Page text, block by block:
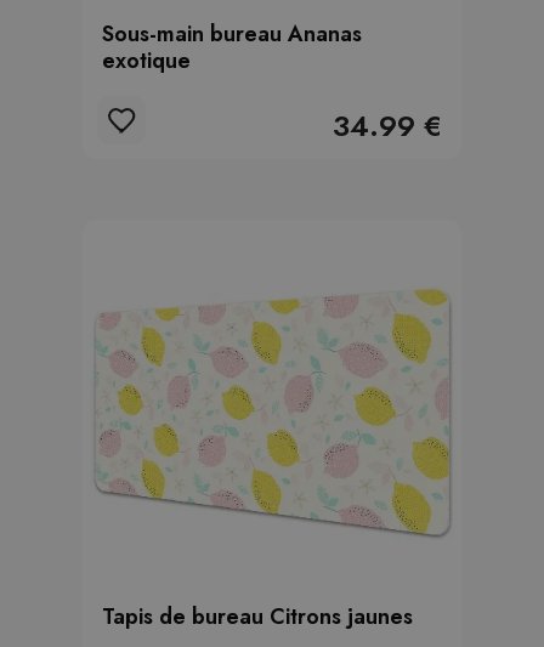
Sous-main bureau Ananas
exotique
34.99 €
Tapis de bureau Citrons jaunes